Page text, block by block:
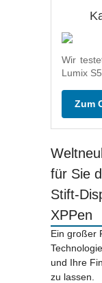
Wir
Lumix S5
Zum
für Sie
Stift-
XPPen
Ein großer
und Ihre
zu lassen.